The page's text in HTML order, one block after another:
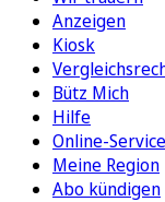
Anzeigen
Kiosk
Bütz Mich
Hilfe
Online-Service
Meine Region
Abo kündigen